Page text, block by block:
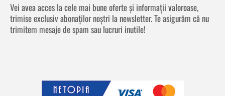
Vei avea acces la cele mai bune oferte și informații valoroase,
trimise exclusiv abonaților noștri la newsletter. Te asigurăm că nu
trimitem mesaje de spam sau lucruri inutile!